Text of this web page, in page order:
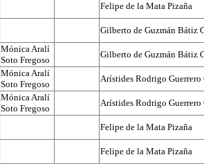
Felipe de la Mata Pizaña
Gilberto de Guzmán Bátiz
Mónica Aralí
Soto Fregoso
Gilberto de Guzmán Bátiz
Mónica Aralí
Soto Fregoso
Arístides Rodrigo Guerrero
Mónica Aralí
Soto Fregoso
Arístides Rodrigo Guerrero
Felipe de la Mata Pizaña
Felipe de la Mata Pizaña